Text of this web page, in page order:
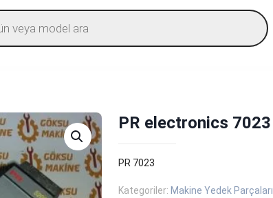
PR electronics 7023
PR 7023
Kategoriler: Makine Yedek Parçaları